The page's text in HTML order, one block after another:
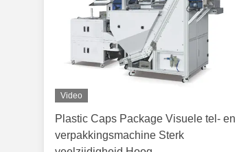
Video
Plastic Caps Package Visuele tel- en
verpakkingsmachine Sterk